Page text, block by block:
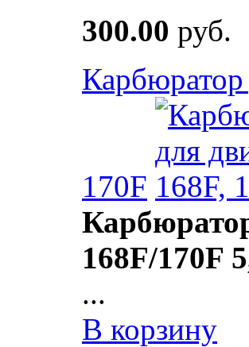
300.00 руб.
Карбюратор
170F
168F/170F
...
В корзину